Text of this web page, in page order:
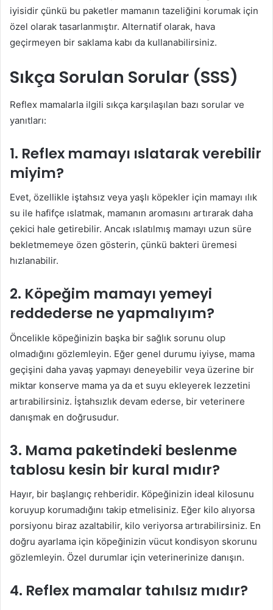
iyisidir çünkü bu paketler mamanın tazeliğini korumak için
özel olarak tasarlanmıştır. Alternatif olarak, hava
geçirmeyen bir saklama kabı da kullanabilirsiniz.
Sıkça Sorulan Sorular (SSS)
Reflex mamalarla ilgili sıkça karşılaşılan bazı sorular ve
yanıtları:
1. Reflex mamayı ıslatarak verebilir
miyim?
Evet, özellikle iştahsız veya yaşlı köpekler için mamayı ılık
su ile hafifçe ıslatmak, mamanın aromasını artırarak daha
çekici hale getirebilir. Ancak ıslatılmış mamayı uzun süre
bekletmemeye özen gösterin, çünkü bakteri üremesi
hızlanabilir.
2. Köpeğim mamayı yemeyi
reddederse ne yapmalıyım?
Öncelikle köpeğinizin başka bir sağlık sorunu olup
olmadığını gözlemleyin. Eğer genel durumu iyiyse, mama
geçişini daha yavaş yapmayı deneyebilir veya üzerine bir
miktar konserve mama ya da et suyu ekleyerek lezzetini
artırabilirsiniz. İştahsızlık devam ederse, bir veterinere
danışmak en doğrusudur.
3. Mama paketindeki beslenme
tablosu kesin bir kural mıdır?
Hayır, bir başlangıç rehberidir. Köpeğinizin ideal kilosunu
koruyup korumadığını takip etmelisiniz. Eğer kilo alıyorsa
porsiyonu biraz azaltabilir, kilo veriyorsa artırabilirsiniz. En
doğru ayarlama için köpeğinizin vücut kondisyon skorunu
gözlemleyin. Özel durumlar için veterinerinize danışın.
4. Reflex mamalar tahılsız mıdır?